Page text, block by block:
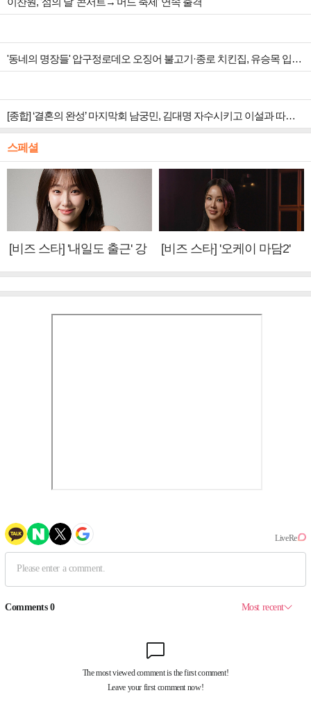
'동네의 명장들' 압구정로데오 오징어 불고기·종로 치킨집, 유승목 입맛 저격
[종합] ‘결혼의 완성’ 마지막회 남궁민, 김대명 자수시키고 이설과 따뜻한 안녕
스페셜
[비즈 스타] '내일도 출근' 강
[비즈 스타] '오케이 마담2'